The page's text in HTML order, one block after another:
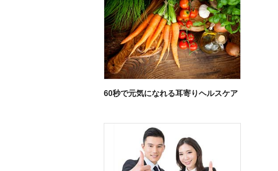
60秒で元気になれる耳寄りヘルスケア